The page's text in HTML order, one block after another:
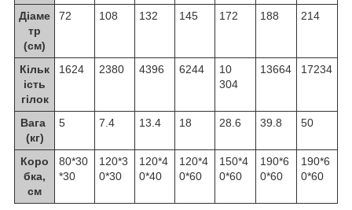
Діаме
тр
(см)
72 108 132 145 172 188 214
Кільк
ість
гілок
1624 2380 4396 6244
10
304
13664 17234
Вага
(кг)
5 7.4 13.4 18 28.6 39.8 50
Коро
бка,
см
80*30
*30
120*3
0*30
120*4
0*40
120*4
0*60
150*4
0*60
190*6
0*60
190*6
0*60